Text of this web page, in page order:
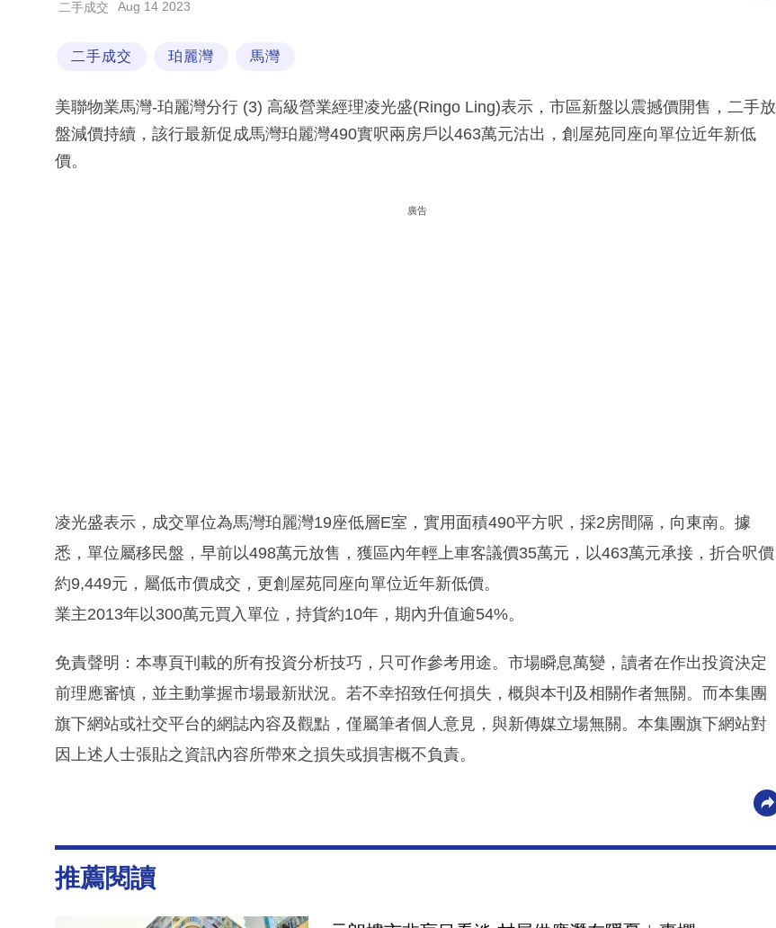
二手成交 Aug 14 2023
二手成交 珀麗灣 馬灣
美聯物業馬灣-珀麗灣分行 (3) 高級營業經理凌光盛(Ringo Ling)表示，市區新盤以震撼價開售，二手放
盤減價持續，該行最新促成馬灣珀麗灣490實呎兩房戶以463萬元沽出，創屋苑同座向單位近年新低
價。
廣告
凌光盛表示，成交單位為馬灣珀麗灣19座低層E室，實用面積490平方呎，採2房間隔，向東南。據
悉，單位屬移民盤，早前以498萬元放售，獲區內年輕上車客議價35萬元，以463萬元承接，折合呎價
約9,449元，屬低市價成交，更創屋苑同座向單位近年新低價。
業主2013年以300萬元買入單位，持貨約10年，期內升值逾54%。
免責聲明：本專頁刊載的所有投資分析技巧，只可作參考用途。市場瞬息萬變，讀者在作出投資決定
前理應審慎，並主動掌握市場最新狀況。若不幸招致任何損失，概與本刊及相關作者無關。而本集團
旗下網站或社交平台的網誌內容及觀點，僅屬筆者個人意見，與新傳媒立場無關。本集團旗下網站對
因上述人士張貼之資訊內容所帶來之損失或損害概不負責。
推薦閱讀